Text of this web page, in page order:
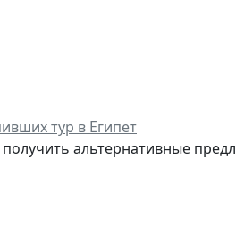
тур в Египет
альтернативные